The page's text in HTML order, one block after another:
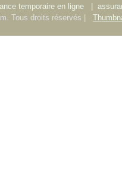
temporaire en ligne
Tous droits réservés |